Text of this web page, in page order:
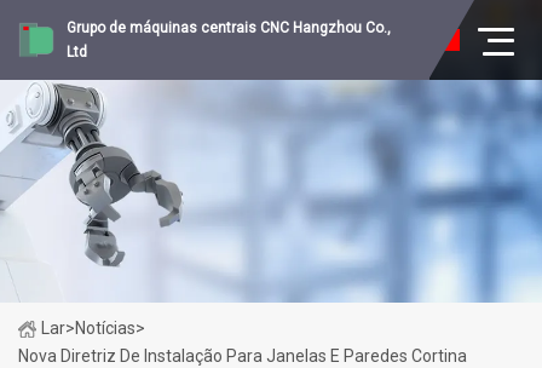
Grupo de máquinas centrais CNC Hangzhou Co.,
Ltd
Lar>Notícias>
Nova Diretriz De Instalação Para Janelas E Paredes Cortina